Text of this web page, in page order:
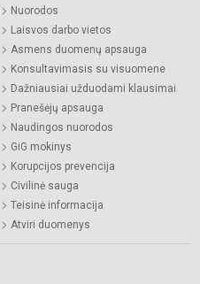
Nuorodos
Laisvos darbo vietos
Asmens duomenų apsauga
Konsultavimasis su visuomene
Dažniausiai užduodami klausimai
Pranešėjų apsauga
Naudingos nuorodos
GiG mokinys
Korupcijos prevencija
Civilinė sauga
Teisinė informacija
Atviri duomenys